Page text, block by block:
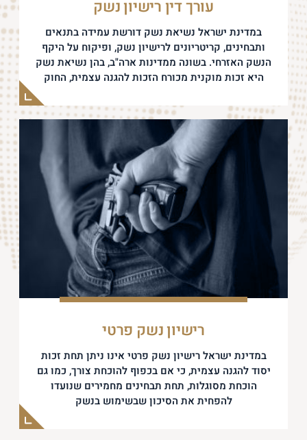
עורך דין רישיון נשק
במדינת ישראל נשיאת נשק דורשת עמידה בתנאים
ותבחינים, קריטריונים לרישיון נשק, ופיקוח על היקף
הנשק האזרחי. בשונה ממדינות ארה"ב, בהן נשיאת נשק
היא זכות מוקנית מכורח הזכות להגנה עצמית, החוק
רישיון נשק פרטי
במדינת ישראל רישיון נשק פרטי אינו ניתן תחת זכות
יסוד להגנה עצמית, כי אם בכפוף להוכחת צורך, כמו גם
הוכחת מסוגלות, תחת תבחינים מחמירים שנועדו
להפחית את הסיכון שבשימוש בנשק